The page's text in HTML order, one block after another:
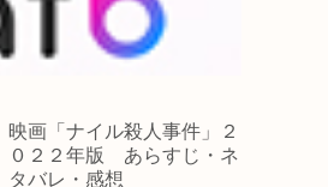
映画「ナイル殺人事件」２
０２２年版 あらすじ・ネ
タバレ・感想